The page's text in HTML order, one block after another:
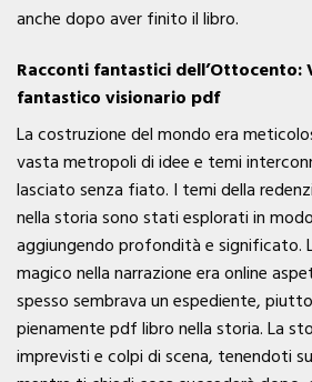
anche dopo aver finito il libro.
Racconti fantastici dell’Ottocento:
fantastico visionario pdf
La costruzione del mondo era
vasta metropoli di idee e temi
lasciato senza fiato. I temi della
nella storia sono stati esplorati in
aggiungendo profondità e significato.
magico nella narrazione era online
spesso sembrava un espediente,
pienamente pdf libro nella storia. La
imprevisti e colpi di scena, tenendoti